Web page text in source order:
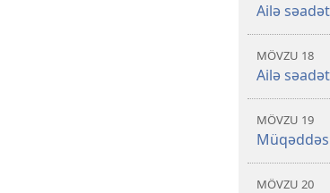
Ailə
MÖVZU 18
Ailə
MÖVZU 19
MÖVZU 20